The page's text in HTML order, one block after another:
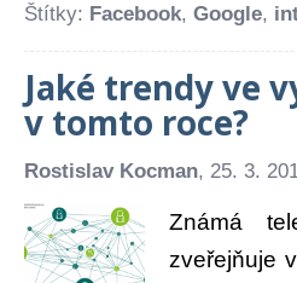
Štítky: Facebook, Google,
Jaké trendy ve
v tomto roce?
Rostislav Kocman, 25. 3.
Známá
zveřejňuje